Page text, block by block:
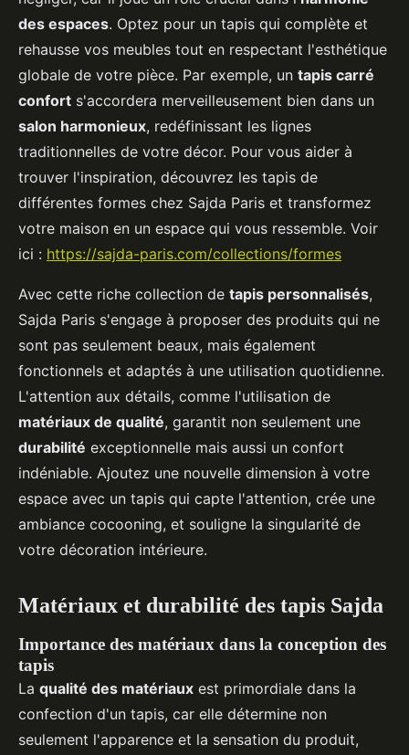
des espaces. Optez pour un tapis qui complète et
rehausse vos meubles tout en respectant l'esthétique
globale de votre pièce. Par exemple, un tapis carré
confort s'accordera merveilleusement bien dans un
salon harmonieux, redéfinissant les lignes
traditionnelles de votre décor. Pour vous aider à
trouver l'inspiration, découvrez les tapis de
différentes formes chez Sajda Paris et transformez
votre maison en un espace qui vous ressemble. Voir
ici : https://sajda-paris.com/collections/formes
Avec cette riche collection de tapis personnalisés,
Sajda Paris s'engage à proposer des produits qui ne
sont pas seulement beaux, mais également
fonctionnels et adaptés à une utilisation quotidienne.
L'attention aux détails, comme l'utilisation de
matériaux de qualité, garantit non seulement une
durabilité exceptionnelle mais aussi un confort
indéniable. Ajoutez une nouvelle dimension à votre
espace avec un tapis qui capte l'attention, crée une
ambiance cocooning, et souligne la singularité de
votre décoration intérieure.
Matériaux et durabilité des tapis Sajda
Importance des matériaux dans la conception des
tapis
La qualité des matériaux est primordiale dans la
confection d'un tapis, car elle détermine non
seulement l'apparence et la sensation du produit,